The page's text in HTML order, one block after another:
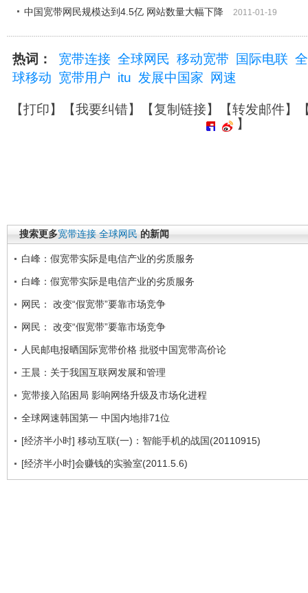
中国宽带网民规模达到4.5亿 网站数量大幅下降 2011-01-19
热词： 宽带连接 全球网民 移动宽带 国际电联
球移动 宽带用户 itu 发展中国家 网速
【打印】【我要纠错】【复制链接】【转发邮件】
】
搜索更多宽带连接 全球网民 的新闻
白峰：假宽带实际是电信产业的劣质服务
白峰：假宽带实际是电信产业的劣质服务
网民： 改变“假宽带”要靠市场竞争
网民： 改变“假宽带”要靠市场竞争
人民邮电报晒国际宽带价格 批驳中国宽带高价论
王晨：关于我国互联网发展和管理
宽带接入陷困局 影响网络升级及市场化进程
全球网速韩国第一 中国内地排71位
[经济半小时] 移动互联(一)：智能手机的战国(20110915)
[经济半小时]会赚钱的实验室(2011.5.6)